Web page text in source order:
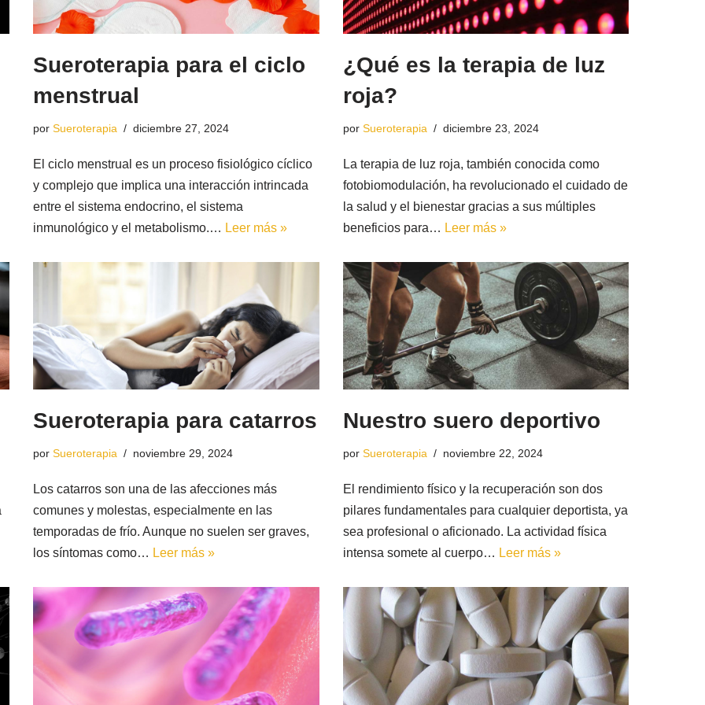
Sueroterapia para el ciclo
menstrual
porSueroterapia diciembre 27, 2024
El ciclo menstrual es un proceso fisiológico cíclico
y complejo que implica una interacción intrincada
entre el sistema endocrino, el sistema
inmunológico y el metabolismo.… Leer más »
¿Qué es la terapia de luz
roja?
por Sueroterapia diciembre 23, 2024
La terapia de luz roja, también conocida como
fotobiomodulación, ha revolucionado el cuidado de
la salud y el bienestar gracias a sus múltiples
beneficios para… Leer más »
Sueroterapia para catarros
porSueroterapia noviembre 29, 2024
Los catarros son una de las afecciones más
comunes y molestas, especialmente en las
temporadas de frío. Aunque no suelen ser graves,
los síntomas como… Leer más »
Nuestro suero deportivo
por Sueroterapia noviembre 22, 2024
El rendimiento físico y la recuperación son dos
pilares fundamentales para cualquier deportista, ya
sea profesional o aficionado. La actividad física
intensa somete al cuerpo… Leer más »